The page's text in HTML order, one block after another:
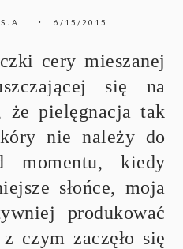
6/15/2015
cery mieszanej
się na
że pielęgnacja tak
nie należy do
momentu, kiedy
słońce, moja
produkować
czym zaczęło się